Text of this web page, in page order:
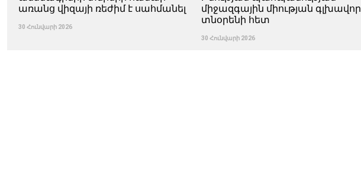
առանց վիզայի ռեժիմ է սահմանել
30 Հունվարի 2026
միջազգային միության գլխավոր
տնօրենի հետ
30 Հունվարի 2026